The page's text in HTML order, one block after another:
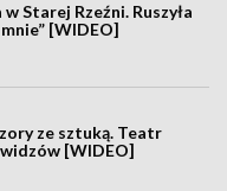
Starej Rzeźni. Ruszyła
[WIDEO]
ze sztuką. Teatr
[WIDEO]